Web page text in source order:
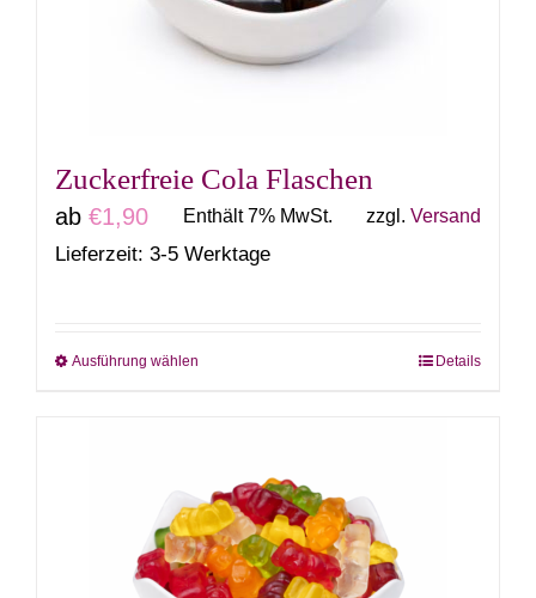
können
auf
werden
Zuckerfreie Cola Flaschen
ab €1,90 Enthält 7% MwSt. zzgl. Versand
Lieferzeit: 3-5 Werktage
Ausführung wählen
mehrere
Varianten
auf.
Die
Details